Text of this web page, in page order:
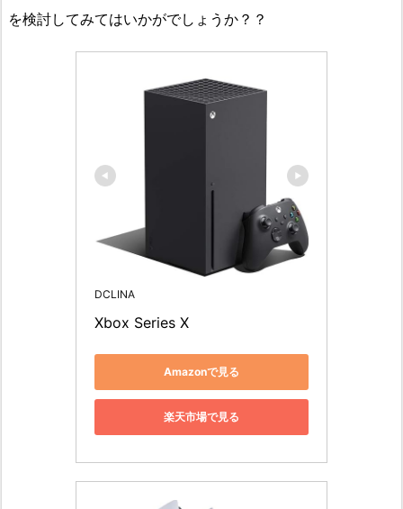
を検討してみてはいかがでしょうか？？
DCLINA
Xbox Series X​
Amazonで見る
楽天市場で見る